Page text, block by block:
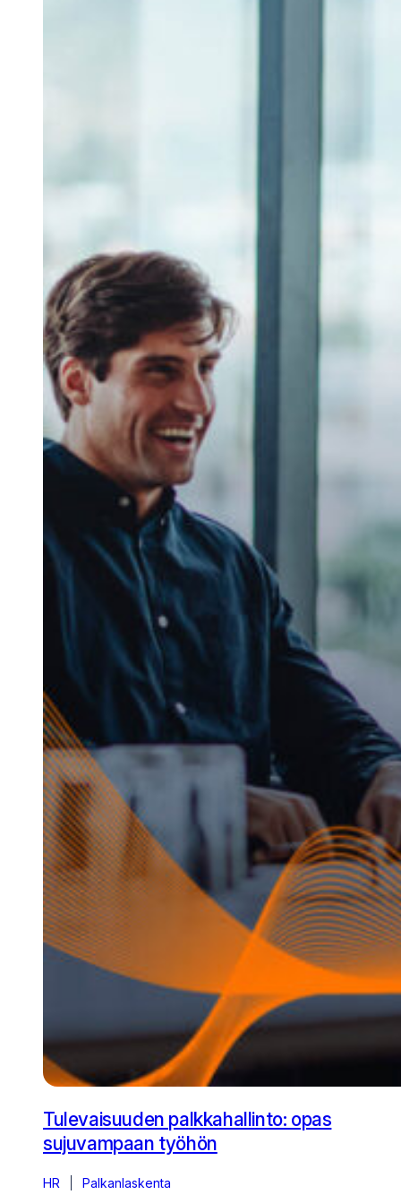
Tulevaisuuden palkkahallinto: opas
sujuvampaan työhön
HR Palkanlaskenta